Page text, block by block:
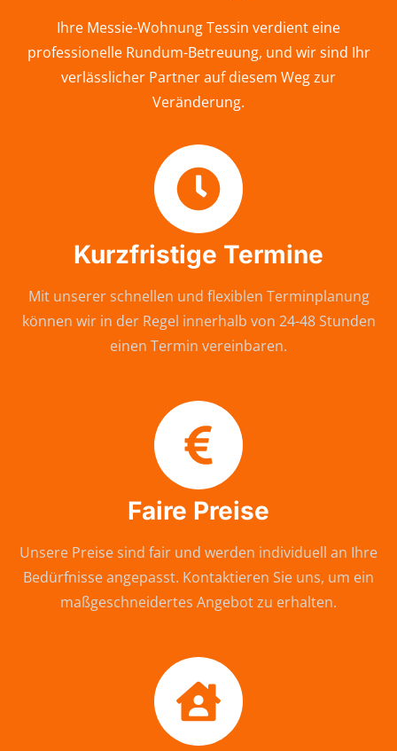
Ihre Messie-Wohnung Tessin verdient eine
professionelle Rundum-Betreuung, und wir sind Ihr
verlässlicher Partner auf diesem Weg zur
Veränderung.
Kurzfristige Termine
Mit unserer schnellen und flexiblen Terminplanung
können wir in der Regel innerhalb von 24-48 Stunden
einen Termin vereinbaren.
Faire Preise
Unsere Preise sind fair und werden individuell an Ihre
Bedürfnisse angepasst. Kontaktieren Sie uns, um ein
maßgeschneidertes Angebot zu erhalten.